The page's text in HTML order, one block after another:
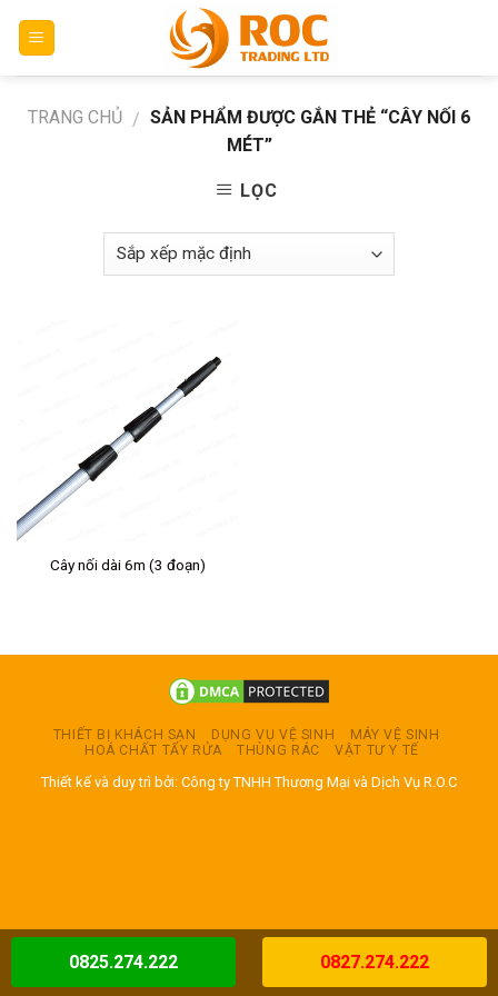
TRANG CHỦ / SẢN PHẨM ĐƯỢC GẮN THẺ “CÂY NỐI 6
MÉT”
LỌC
Cây nối dài 6m (3 đoạn)
THIẾT BỊ KHÁCH SẠN DỤNG VỤ VỆ SINH
MÁY VỆ SINH
HOÁ CHẤT TẨY RỬA
THÙNG RÁC VẬT TƯ Y TẾ
Thiết kế và duy trì bởi: Công ty TNHH Thương Mại và Dịch Vụ R.O.C
0825.274.222 0827.274.222